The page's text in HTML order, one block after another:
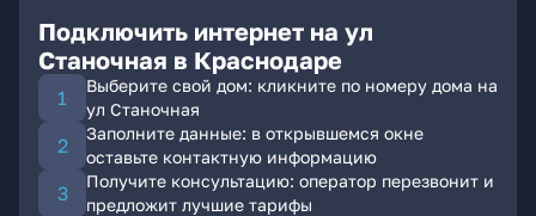
Подключить интернет на ул
Станочная в Краснодаре
Выберите свой дом: кликните по номеру дома на
ул Станочная
Заполните данные: в открывшемся окне
оставьте контактную информацию
Получите консультацию: оператор перезвонит и
предложит лучшие тарифы